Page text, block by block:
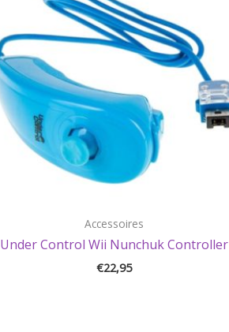
Accessoires
Under Control Wii Nunchuk Controller
€22,95